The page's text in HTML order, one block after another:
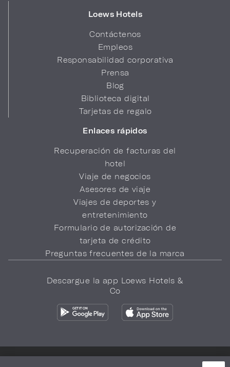
Loews Hotels
Contáctenos
Empleos
Responsabilidad corporativa
Prensa
Blog
Biblioteca digital
Tarjetas de regalo
Enlaces rápidos
Recuperación de facturas del
hotel
Viaje de negocios
Asesores de viaje
Viajes de deportes y
entretenimiento
Formulario de autorización de
tarjeta de crédito
Preguntas frecuentes de la marca
Descargue la app Loews Hotels &
Co